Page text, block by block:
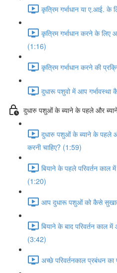
कृत्रिम गर्भाधान या ए.आई.
कृत्रिम गर्भाधान करने के लिए
(1:16)
कृत्रिम गर्भाधान करने की
दुधारू पशुवो में आप
दुधारु पशुओं के ब्याने के पहले और
दुधारु पशुओं के ब्याने के पहले
करनी चाहिए? (1:59)
बियाने के पहले परिवर्तन काल
(1:20)
आप दुधारू पशुओं को कैसे
बियाने के बाद परिवर्तन काल
(3:42)
अच्छे परिवर्तनकाल प्रबंधन